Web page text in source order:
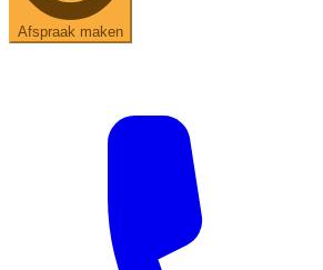
Afspraak maken